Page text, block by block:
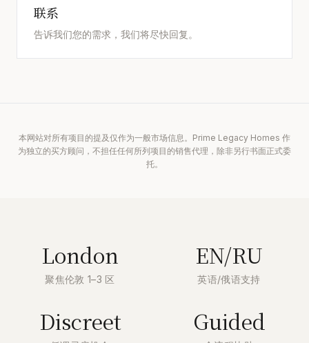
联系
告诉我们您的需求，我们将尽快回复。
本网站对所有项目的提及仅作为一般市场信息。Prime Legacy Homes 作
为独立的买方顾问，不担任任何所列项目的销售代理，除非另行书面正式委
托。
London
聚焦伦敦 1–3 区
EN/RU
英语/俄语支持
Discreet Guided